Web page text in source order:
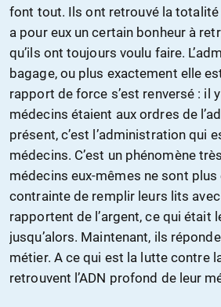
font tout. Ils ont retrouvé la totalité
a pour eux un certain bonheur à
qu’ils ont toujours voulu faire.
bagage, ou plus exactement elle
rapport de force s’est renversé : il
médecins étaient aux ordres de
présent, c’est l’administration qui
médecins. C’est un phénomène
médecins eux-mêmes ne sont
contrainte de remplir leurs lits
rapportent de l’argent, ce qui était
jusqu’alors. Maintenant, ils
métier. A ce qui est la lutte contre
retrouvent l’ADN profond de leur